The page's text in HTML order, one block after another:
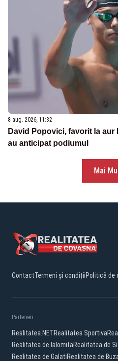
8 aug. 2026, 11:32
David Popovici, favorit la
au anticipat podiumul
Mai
ContactTermeni și condițiiPolitică de
Parteneri:
Realitatea.NETRealitatea Sportiva
Realitatea de IalomitaRealitatea de
Realitatea de GalatiRealitatea de